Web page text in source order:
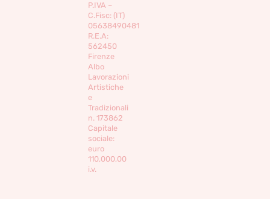
P.IVA –
C.Fisc: (IT)
05638490481
R.E.A:
562450
Firenze
Albo
Lavorazioni
Artistiche
e
Tradizionali
n. 173862
Capitale
sociale:
euro
110,000,00
i.v.